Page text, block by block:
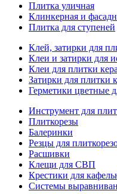
Плитка уличная
Клинкерная и
Плитка для ступеней
Клей, затирки для
Клеи и затирки для
Клеи для плитки
Затирки для плитки
Герметики цветные
Инструмент для
Плиткорезы
Балеринки
Резцы для
Расшивки
Клещи для СВП
Крестики для
Системы